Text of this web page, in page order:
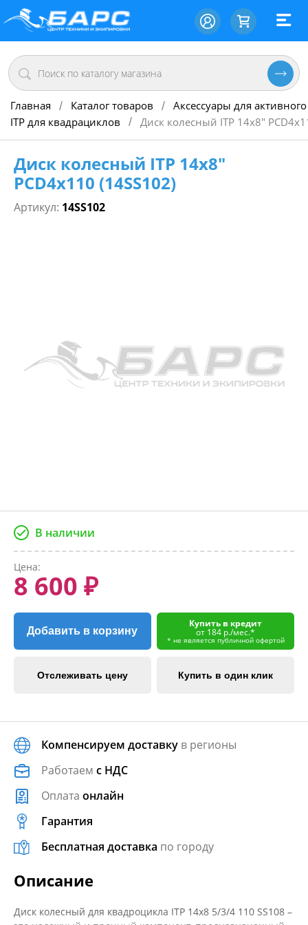
Главная / Каталог товаров / Аксессуары для
ITP для квадрациклов
/ Диск колесный ITP 14x8"
Диск колесный ITP 14x8"
PCD4x110 (14SS102)
Артикул: 14SS102
В наличии
Цена:
8 600 ₽
Добавить в корзину
Купить в кредит
от 184 р./мес.*
* не является публичной офертой
Отслеживать цену Купить в один клик
Компенсируем доставку в регионы
Работаем с НДС
Оплата онлайн
Гарантия
Бесплатная доставка по городу
Описание
Диск колесный для квадроцикла ITP 14x8 5/3/4 110 SS108 –